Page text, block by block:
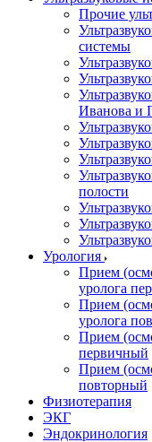
Прочие
системы
Иванова и
полости
Урология
Прием
уролога
Прием
уролога
Прием
первичный
Прием
повторный
Физиотерапия
ЭКГ
Эндокринология